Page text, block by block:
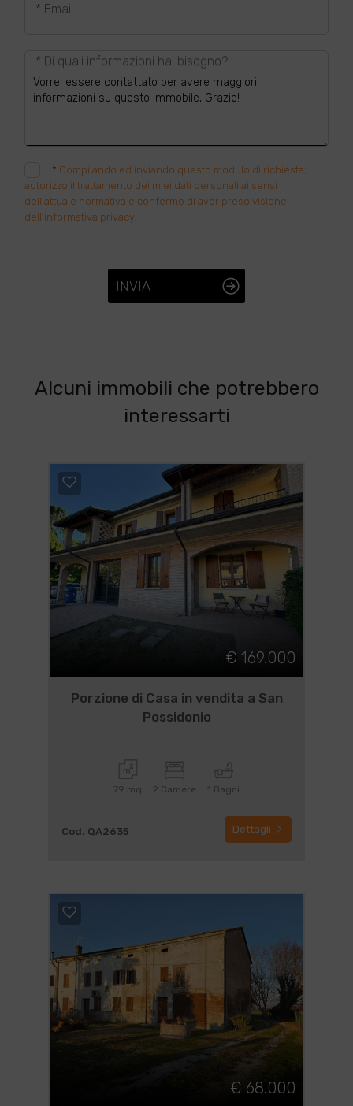
* Email
* Di quali informazioni hai bisogno?
* Compilando ed inviando questo modulo di richiesta,
autorizzo il trattamento dei miei dati personali ai sensi
dell'attuale normativa e confermo di aver preso visione
dell'informativa privacy.
INVIA
Alcuni immobili che potrebbero
interessarti
€ 169.000
Porzione di Casa in vendita a San
Possidonio
79 mq 2 Camere 1 Bagni
Cod. QA2635 Dettagli
€ 68.000